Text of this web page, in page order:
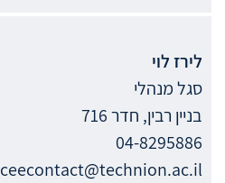
לירז לוי
סגל מנהלי
בניין רבין, חדר 716
04-8295886
ceecontact@technion.ac.il